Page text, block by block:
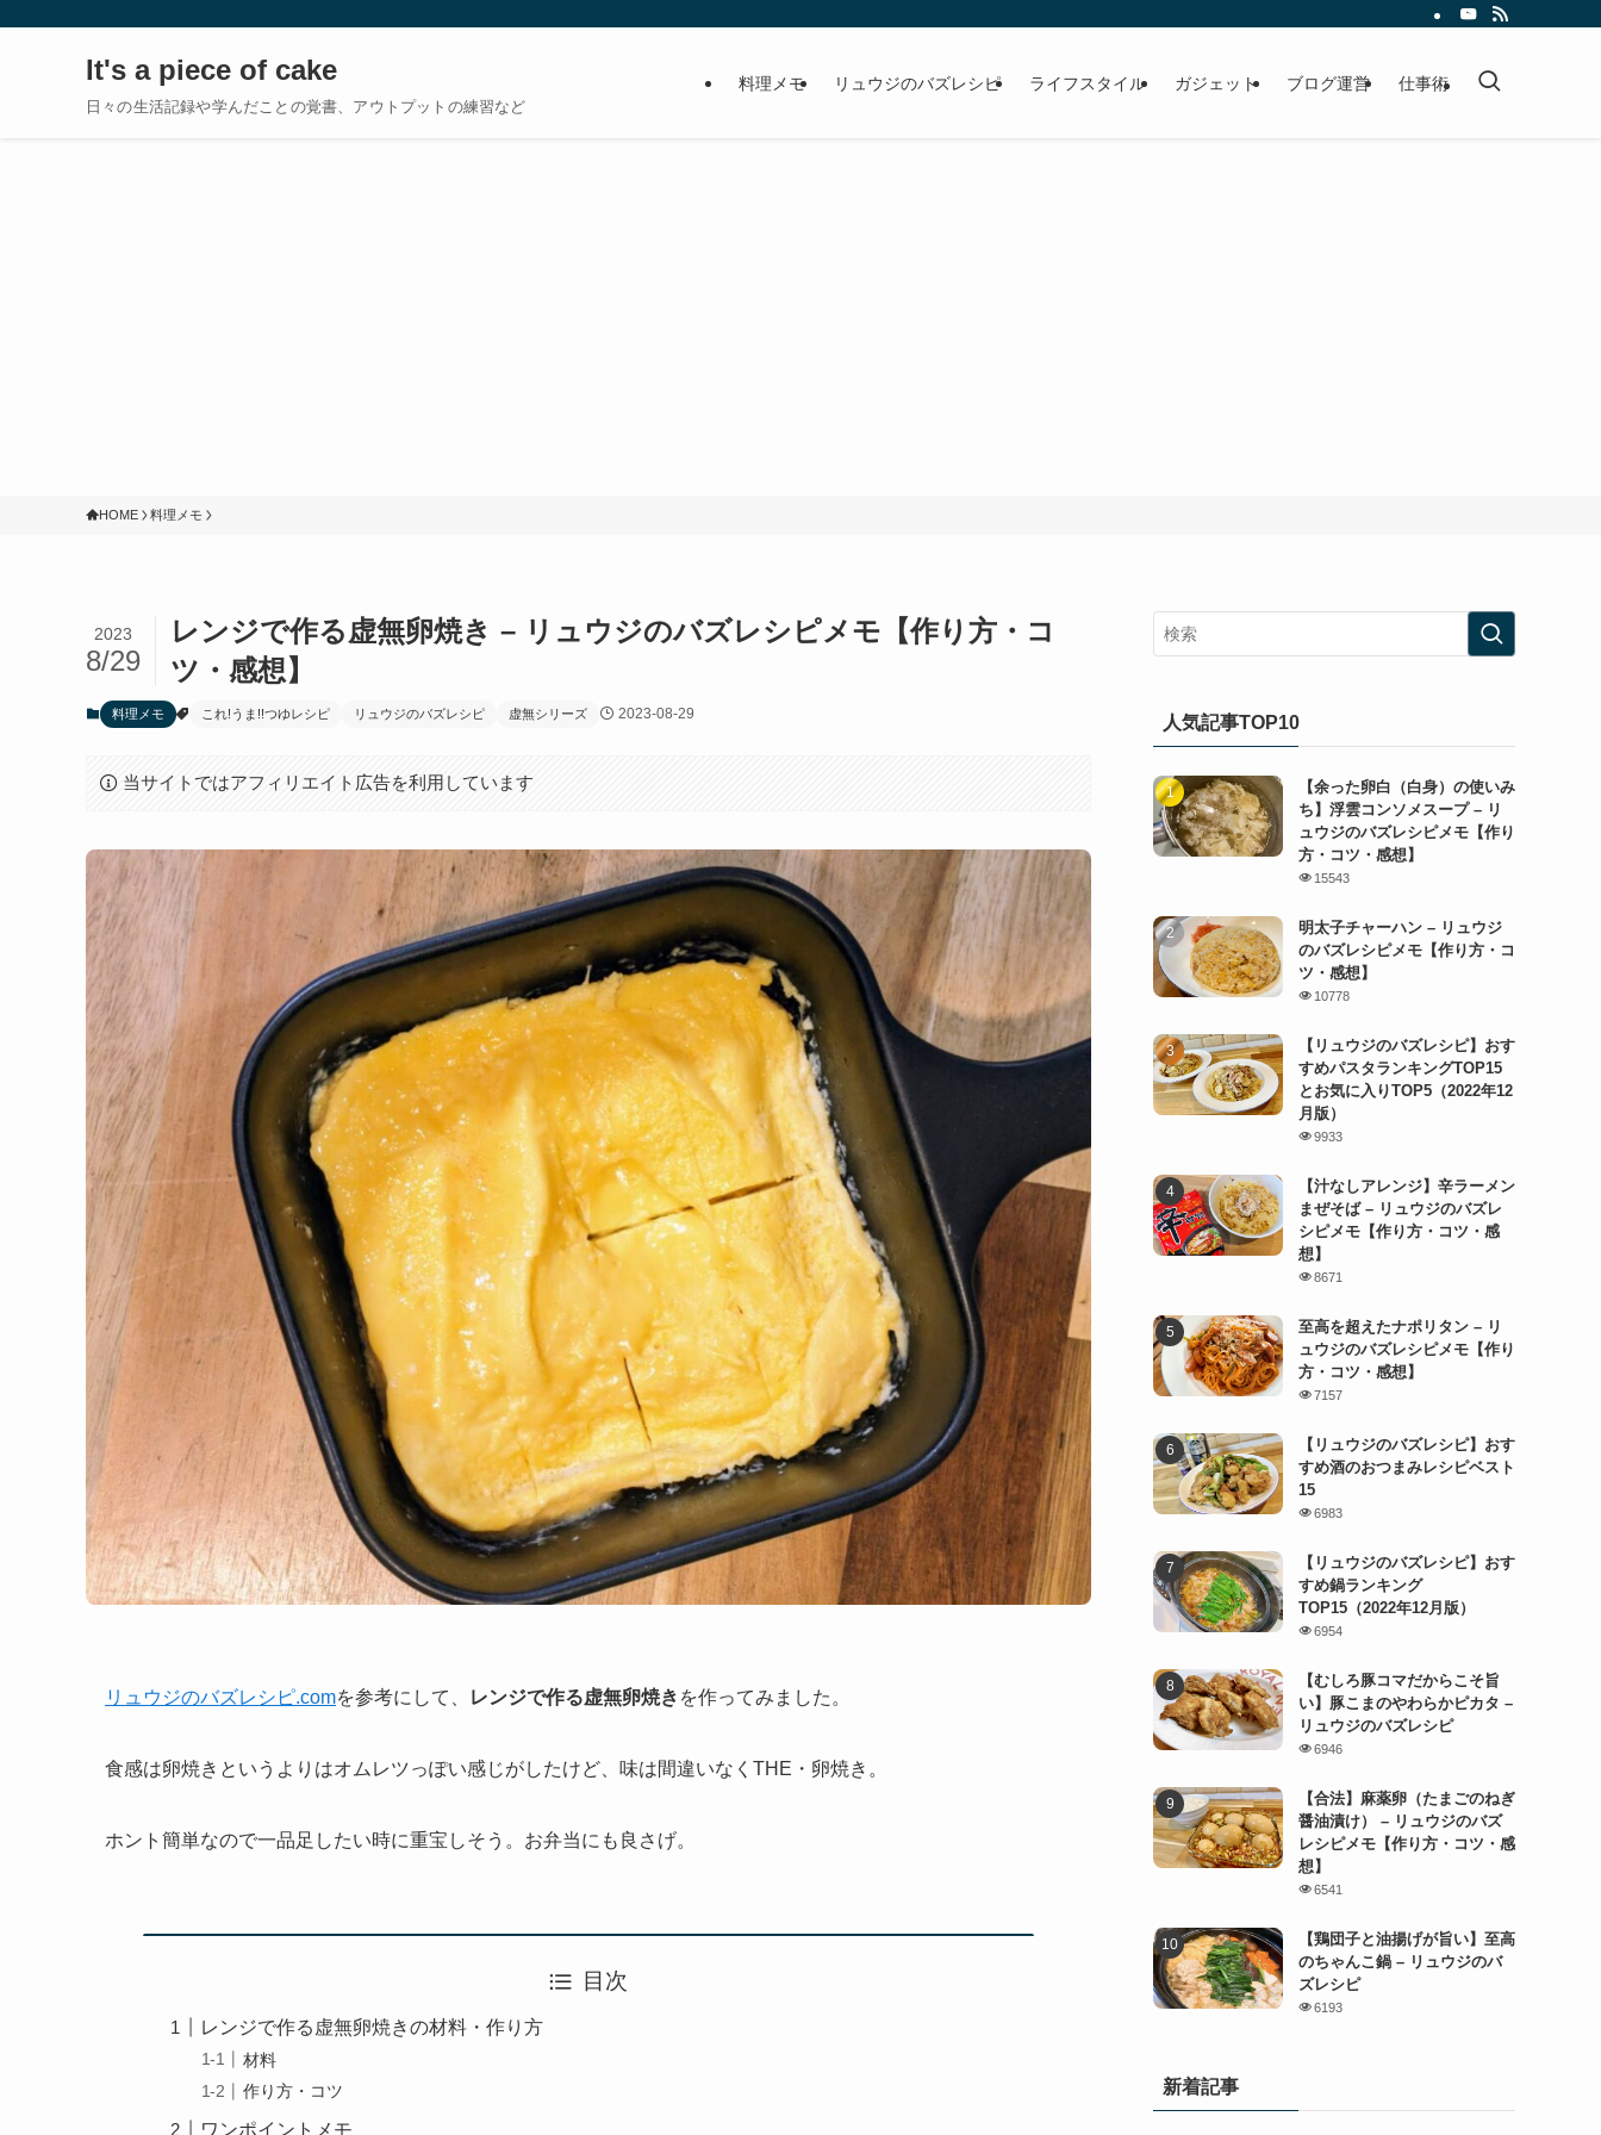
It's a piece of cake
日々の生活記録や学んだことの覚書、アウトプットの練習など
料理メモ リュウジのバズレシピ ライフスタイル ガジェット ブログ運営 仕事術
HOME 料理メモ
レンジで作る虚無卵焼き – リュウジのバズレシピメモ【作り方・コ
ツ・感想】
2023
8/29
料理メモ これ!うま!!つゆレシピ リュウジのバズレシピ 虚無シリーズ 2023-08-29
当サイトではアフィリエイト広告を利用しています
リュウジのバズレシピ.comを参考にして、 レンジで作る虚無卵焼き を作ってみました。
食感は卵焼きというよりはオムレツっぽい感じがしたけど、味は間違いなくTHE・卵焼き。
ホント簡単なので一品足したい時に重宝しそう。お弁当にも良さげ。
目次
レンジで作る虚無卵焼きの材料・作り方
材料
作り方・コツ
ワンポイントメモ
人気記事TOP10
【余った卵白（白身）の使いみ
ち】浮雲コンソメスープ – リ
ュウジのバズレシピメモ【作り
方・コツ・感想】
15543
明太子チャーハン – リュウジ
のバズレシピメモ【作り方・コ
ツ・感想】
10778
【リュウジのバズレシピ】おす
すめパスタランキングTOP15
とお気に入りTOP5（2022年12
月版）
9933
【汁なしアレンジ】辛ラーメン
まぜそば – リュウジのバズレ
シピメモ【作り方・コツ・感
想】
8671
至高を超えたナポリタン – リ
ュウジのバズレシピメモ【作り
方・コツ・感想】
7157
【リュウジのバズレシピ】おす
すめ酒のおつまみレシピベスト
15
6983
【リュウジのバズレシピ】おす
すめ鍋ランキング
TOP15（2022年12月版）
6954
【むしろ豚コマだからこそ旨
い】豚こまのやわらかピカタ –
リュウジのバズレシピ
6946
【合法】麻薬卵（たまごのねぎ
醤油漬け） – リュウジのバズ
レシピメモ【作り方・コツ・感
想】
6541
【鶏団子と油揚げが旨い】至高
のちゃんこ鍋 – リュウジのバ
ズレシピ
6193
新着記事